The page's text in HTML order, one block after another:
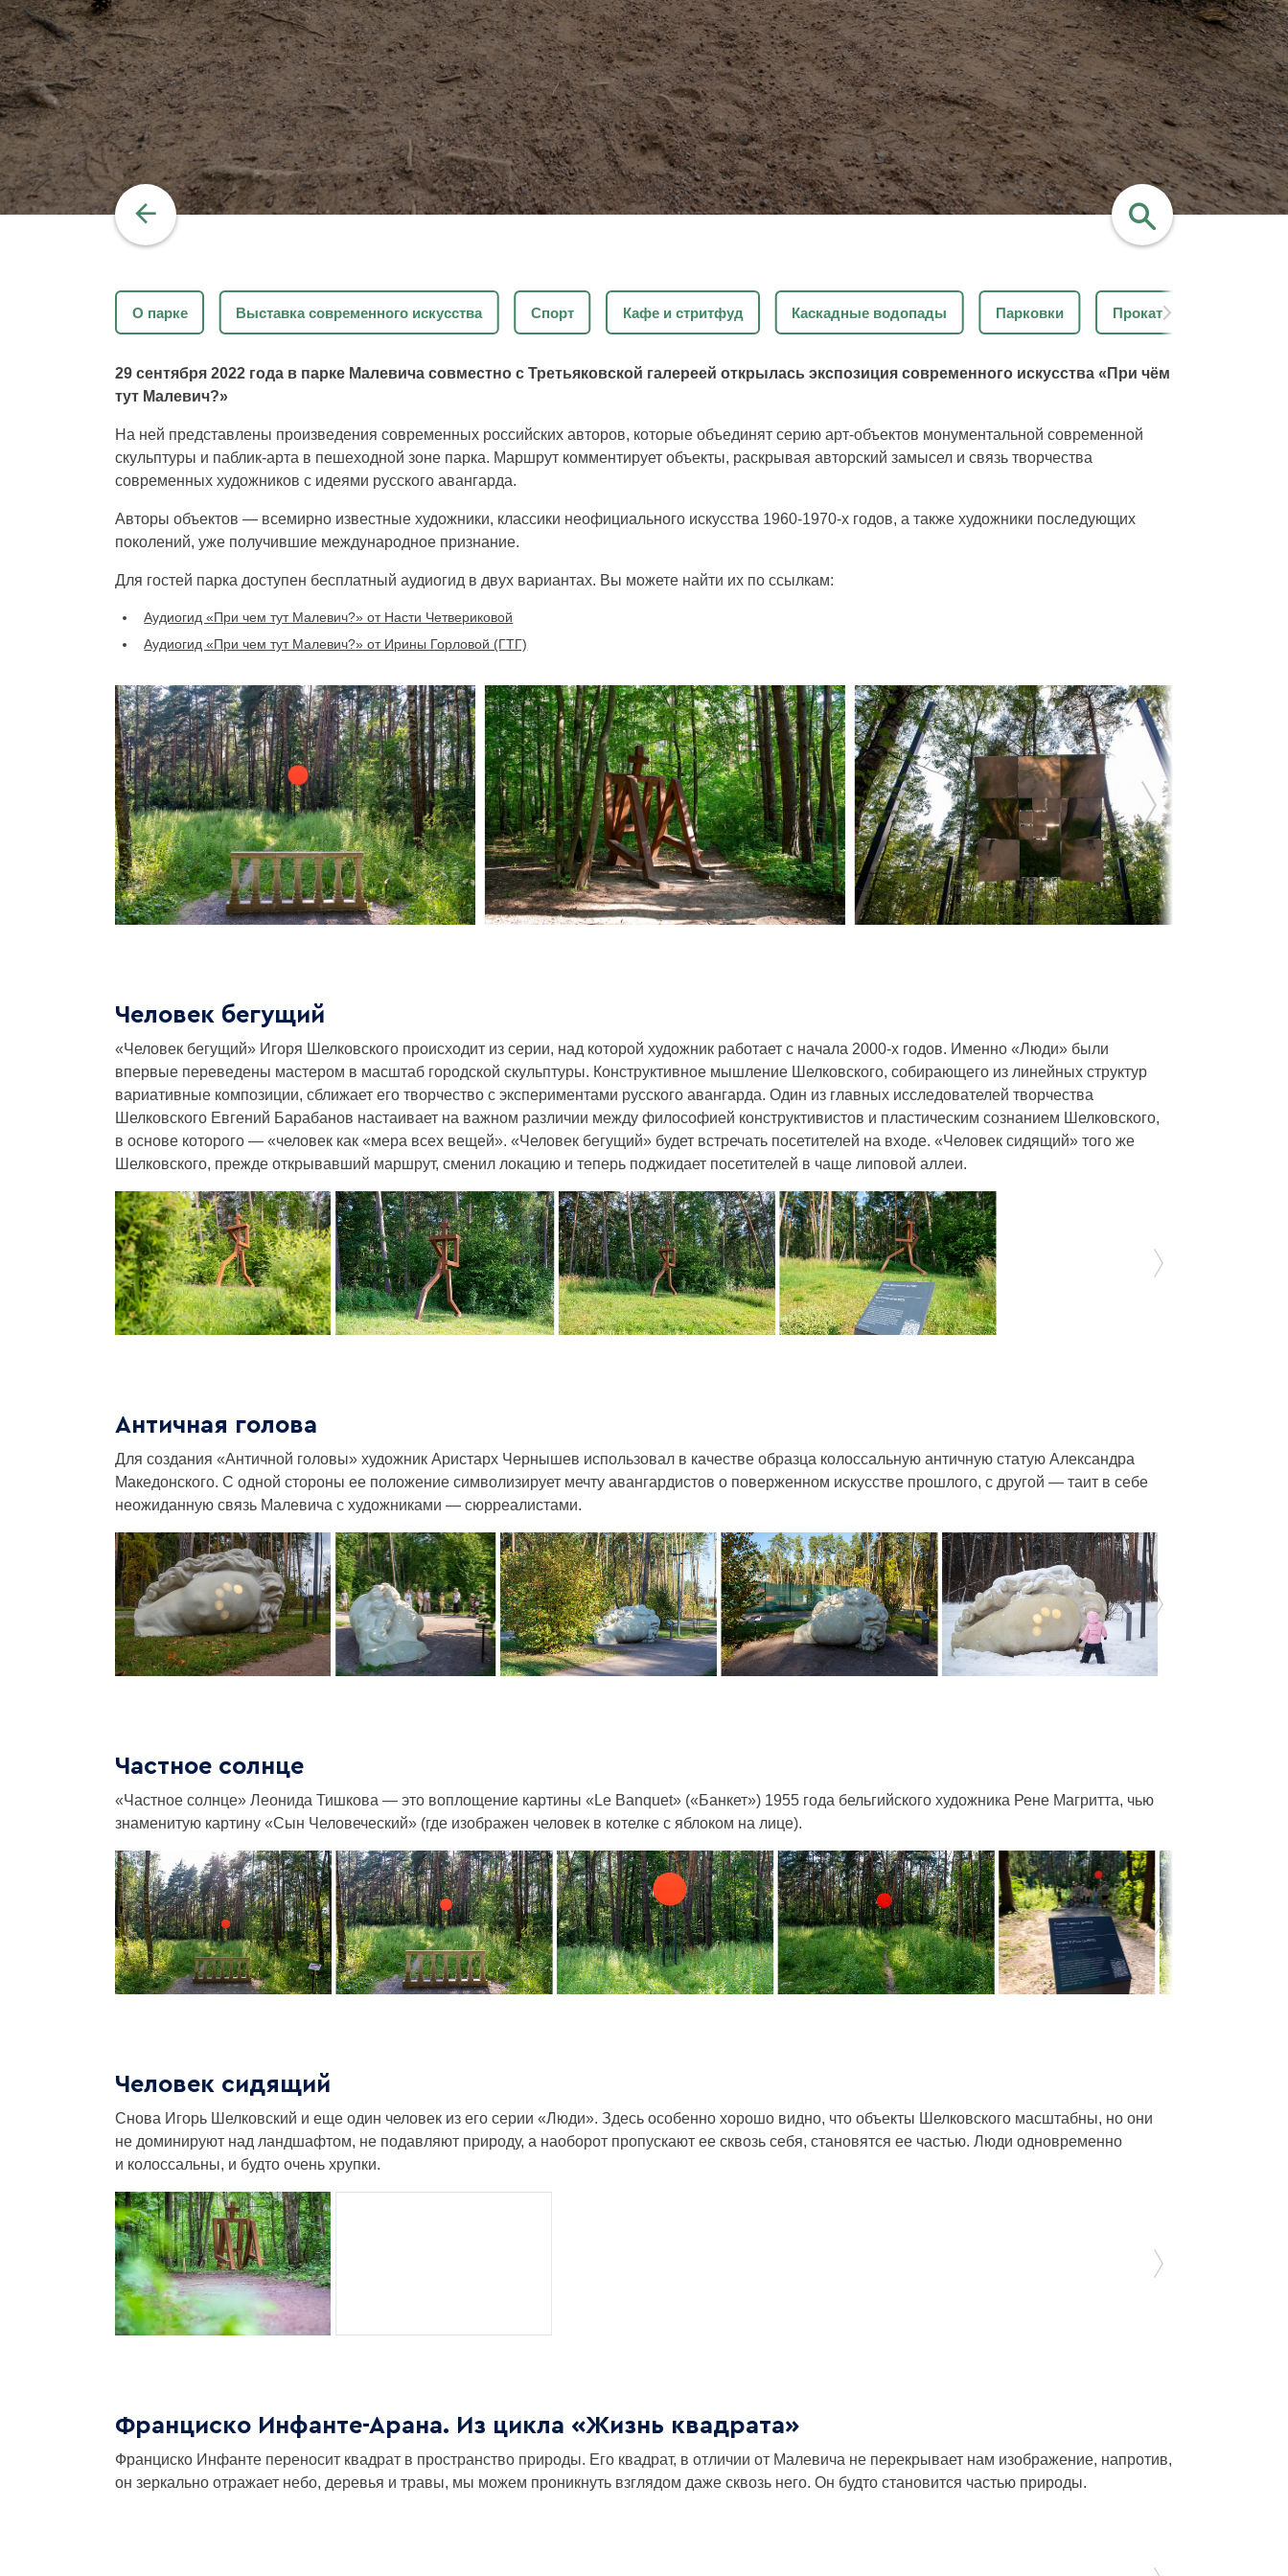
найти
О парке
Выставка современного искусства Спорт Кафе и стритфуд Каскадные водопады Парковки Прокат
29 сентября 2022 года в парке Малевича совместно с Третьяковской галереей открылась экспозиция современного искусства «При чём
тут Малевич?»
На ней представлены произведения современных российских авторов, которые объединят серию арт-объектов монументальной современной
скульптуры и паблик-арта в пешеходной зоне парка. Маршрут комментирует объекты, раскрывая авторский замысел и связь творчества
современных художников с идеями русского авангарда.
Авторы объектов — всемирно известные художники, классики неофициального искусства 1960-1970-х годов, а также художники последующих
поколений, уже получившие международное признание.
Для гостей парка доступен бесплатный аудиогид в двух вариантах. Вы можете найти их по ссылкам:
Аудиогид «При чем тут Малевич?» от Насти Четвериковой
Аудиогид «При чем тут Малевич?» от Ирины Горловой (ГТГ)
Человек бегущий
«Человек бегущий» Игоря Шелковского происходит из серии, над которой художник работает с начала 2000-х годов. Именно «Люди» были
впервые переведены мастером в масштаб городской скульптуры. Конструктивное мышление Шелковского, собирающего из линейных структур
вариативные композиции, сближает его творчество с экспериментами русского авангарда. Один из главных исследователей творчества
Шелковского Евгений Барабанов настаивает на важном различии между философией конструктивистов и пластическим сознанием Шелковского,
в основе которого — «человек как «мера всех вещей». «Человек бегущий» будет встречать посетителей на входе. «Человек сидящий» того же
Шелковского, прежде открывавший маршрут, сменил локацию и теперь поджидает посетителей в чаще липовой аллеи.
Античная голова
Для создания «Античной головы» художник Аристарх Чернышев использовал в качестве образца колоссальную античную статую Александра
Македонского. С одной стороны ее положение символизирует мечту авангардистов о поверженном искусстве прошлого, с другой — таит в себе
неожиданную связь Малевича с художниками — сюрреалистами.
Частное солнце
«Частное солнце» Леонида Тишкова — это воплощение картины «Le Banquet» («Банкет») 1955 года бельгийского художника Рене Магритта, чью
знаменитую картину «Сын Человеческий» (где изображен человек в котелке с яблоком на лице).
Человек сидящий
Снова Игорь Шелковский и еще один человек из его серии «Люди». Здесь особенно хорошо видно, что объекты Шелковского масштабны, но они
не доминируют над ландшафтом, не подавляют природу, а наоборот пропускают ее сквозь себя, становятся ее частью. Люди одновременно
и колоссальны, и будто очень хрупки.
Франциско Инфанте-Арана. Из цикла «Жизнь квадрата»
Франциско Инфанте переносит квадрат в пространство природы. Его квадрат, в отличии от Малевича не перекрывает нам изображение, напротив,
он зеркально отражает небо, деревья и травы, мы можем проникнуть взглядом даже сквозь него. Он будто становится частью природы.